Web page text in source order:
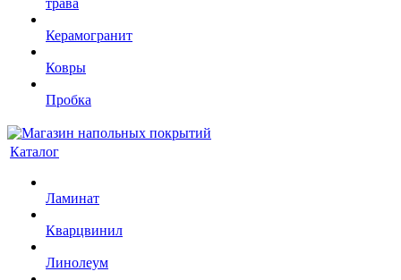
трава
Керамогранит
Ковры
Пробка
Каталог
Ламинат
Кварцвинил
Линолеум